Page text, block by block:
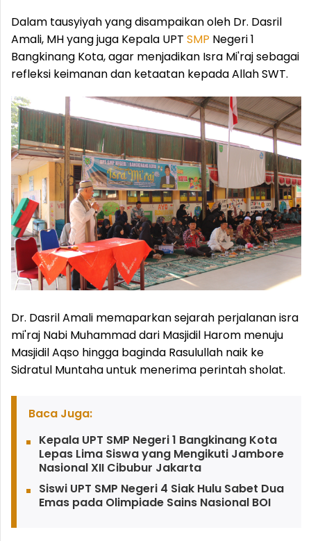
Dalam tausyiyah yang disampaikan oleh Dr. Dasril
Amali, MH yang juga Kepala UPT SMP Negeri 1
Bangkinang Kota, agar menjadikan Isra Mi'raj sebagai
refleksi keimanan dan ketaatan kepada Allah SWT.
Dr. Dasril Amali memaparkan sejarah perjalanan isra
mi'raj Nabi Muhammad dari Masjidil Harom menuju
Masjidil Aqso hingga baginda Rasulullah naik ke
Sidratul Muntaha untuk menerima perintah sholat.
Baca Juga:
Kepala UPT SMP Negeri 1 Bangkinang Kota
Lepas Lima Siswa yang Mengikuti Jambore
Nasional XII Cibubur Jakarta
Siswi UPT SMP Negeri 4 Siak Hulu Sabet Dua
Emas pada Olimpiade Sains Nasional BOI